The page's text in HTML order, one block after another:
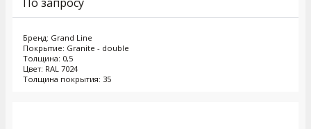
Бренд: Grand Line
Покрытие: Granite - double
Толщина: 0,5
Цвет: RAL 7024
Толщина покрытия: 35